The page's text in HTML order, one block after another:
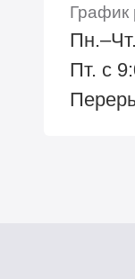
График
Пт. с